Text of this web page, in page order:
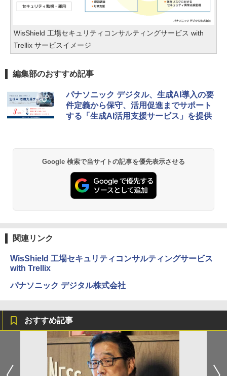
WisShield 工場セキュリティコンサルティングサービス with
Trellix サービスイメージ
編集部のおすすめ記事
パナソニック デジタル、生成AI導入の要
件定義から保守、活用促進までサポート
する「生成AI活用支援サービス」を提供
Google 検索で当サイトの記事を優先表示させる
関連リンク
WisShield 工場セキュリティコンサルティングサービス
with Trellix
パナソニック デジタル株式会社
おすすめ記事